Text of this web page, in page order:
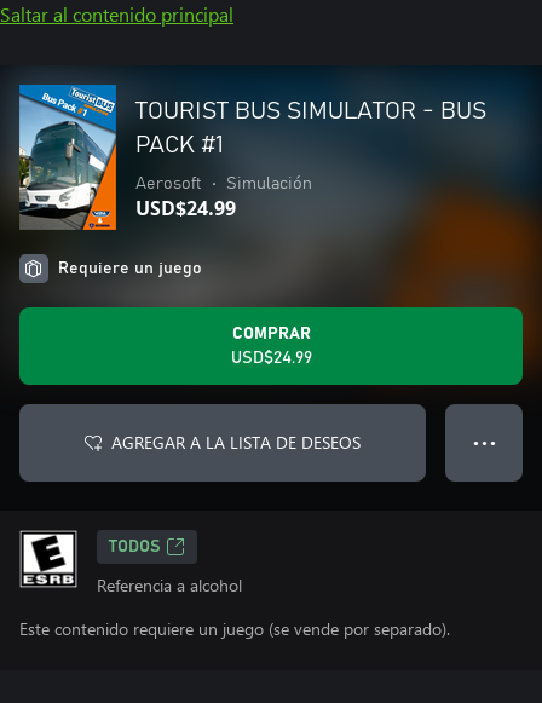
Saltar al contenido principal
TOURIST BUS SIMULATOR - BUS
PACK #1
Aerosoft • Simulación
USD$24.99
Requiere un juego
COMPRAR
USD$24.99
AGREGAR A LA LISTA DE DESEOS ● ● ●
TODOS
Referencia a alcohol
Este contenido requiere un juego (se vende por separado).